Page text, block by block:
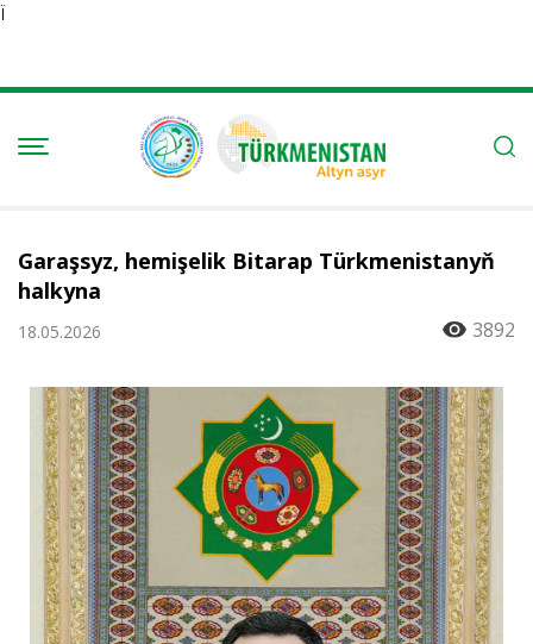
Ï
Garaşsyz, hemişelik Bitarap Türkmenistanyň
halkyna
18.05.2026 3892